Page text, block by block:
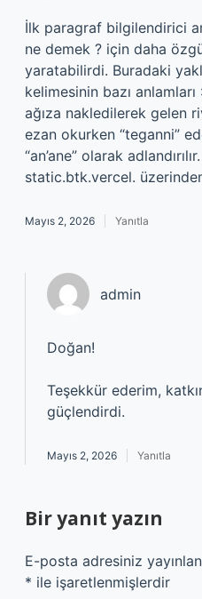
İlk paragraf bilgilendirici
ne demek ? için daha
yaratabilirdi. Buradaki
kelimesinin bazı
ağıza nakledilerek gelen
ezan okurken “teganni”
“an’ane” olarak
static.btk.vercel.
Mayıs 2, 2026 Yanıtla
admin
Doğan!
Teşekkür ederim,
güçlendirdi.
Mayıs 2, 2026 Yanıtla
Bir yanıt yazın
E-posta adresiniz
* ile işaretlenmişlerdir